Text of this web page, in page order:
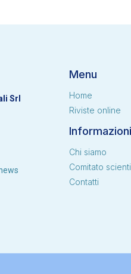
Srl
Menu
Home
Riviste online
Chi siamo
Comitato
Contatti